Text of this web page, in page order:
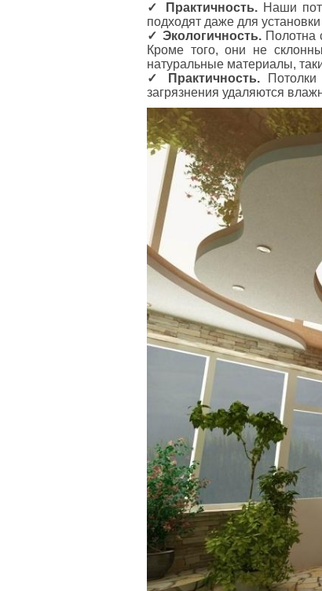
✓ Практичность.Наши
подходят даже для
✓ Экологичность.Полотна
Кроме того, они не
натуральные материалы,
✓ Практичность.
загрязнения удаляются